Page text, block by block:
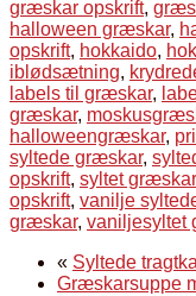
græskar opskrift,
halloween græskar,
opskrift, hokkaido,
iblødsætning,
labels til græskar,
græskar,
halloweengræskar,
syltede græskar,
opskrift, syltet græskar
opskrift, vanilje
græskar, vaniljesyltet
« Syltede
Græskarsuppe